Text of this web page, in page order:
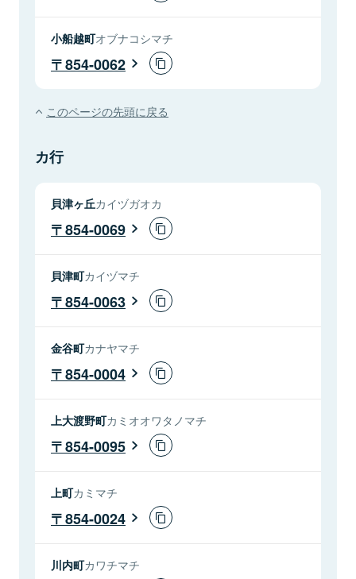
小船越町オブナコシマチ
854-0062
このページの先頭に戻る
カ行
貝津ヶ丘カイヅガオカ
854-0069
貝津町カイヅマチ
854-0063
金谷町カナヤマチ
854-0004
上大渡野町カミオオワタノマチ
854-0095
上町カミマチ
854-0024
川内町カワチマチ